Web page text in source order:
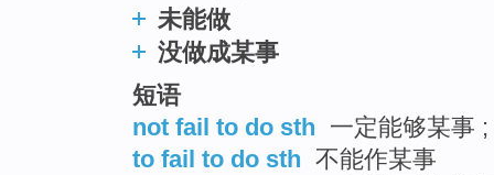
未能做
没做成某事
短语
not fail to do sth 一定能够某事
to fail to do sth 不能作某事